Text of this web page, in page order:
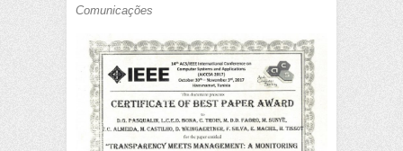
Comunicações